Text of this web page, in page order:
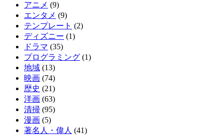
アニメ (9)
エンタメ (9)
テンプレート (2)
ディズニー (1)
ドラマ (35)
プログラミング (1)
地域 (13)
映画 (74)
歴史 (21)
洋画 (63)
清掃 (95)
漫画 (5)
著名人・偉人 (41)